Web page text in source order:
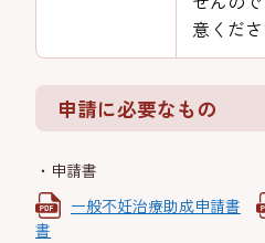
意くださ
申請に必要なもの
・申請書
一般不妊治療助成申請書
書